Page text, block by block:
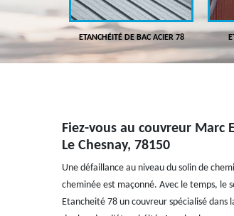
78 ETANCHÉITÉ DE BAC ACIER 78
Fiez-vous au couvreur Marc
Le Chesnay, 78150
Une défaillance au niveau du solin de
cheminée est maçonné. Avec le temps, le
Etancheité 78 un couvreur spécialisé